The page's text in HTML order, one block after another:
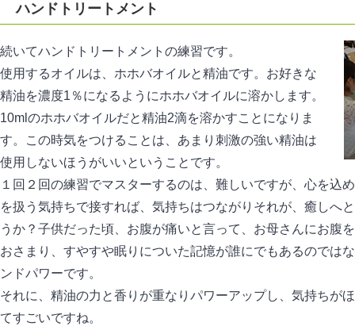
ハンドトリートメント
続いてハンドトリートメントの練習です。
使用するオイルは、ホホバオイルと精油です。お好きな
精油を濃度1％になるようにホホバオイルに溶かします。
10mlのホホバオイルだと精油2滴を溶かすことになりま
す。この時気をつけることは、あまり刺激の強い精油は
使用しないほうがいいということです。
１回２回の練習でマスターするのは、難しいですが、心を込
を扱う気持ちで接すれば、気持ちはつながりそれが、癒しへ
うか？子供だった頃、お腹が痛いと言って、お母さんにお腹
おさまり、すやすや眠りについた記憶が誰にでもあるのでは
ンドパワーです。
それに、精油の力と香りが重なりパワーアップし、気持ちが
てすごいですね。